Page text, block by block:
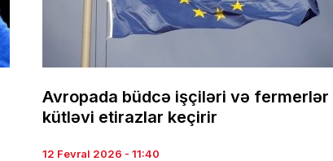
Avropada büdcə işçiləri və fermerlər
kütləvi etirazlar keçirir
12 Fevral 2026 - 11:40